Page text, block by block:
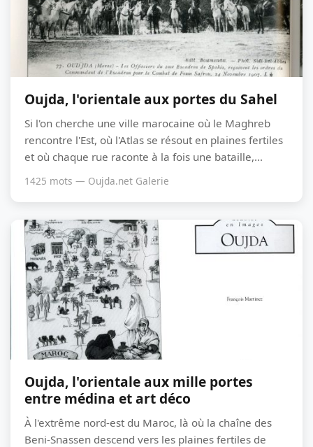
Oujda, l'orientale aux portes du Sahel
Si l'on cherche une ville marocaine où le Maghreb
rencontre l'Est, où l'Atlas se résout en plaines fertiles
et où chaque rue raconte à la fois une bataille,...
1425 mots — Oujda.net Galerie
Oujda, l'orientale aux mille portes
entre médina et art déco
À l'extrême nord-est du Maroc, là où la chaîne des
Beni-Snassen descend vers les plaines fertiles de